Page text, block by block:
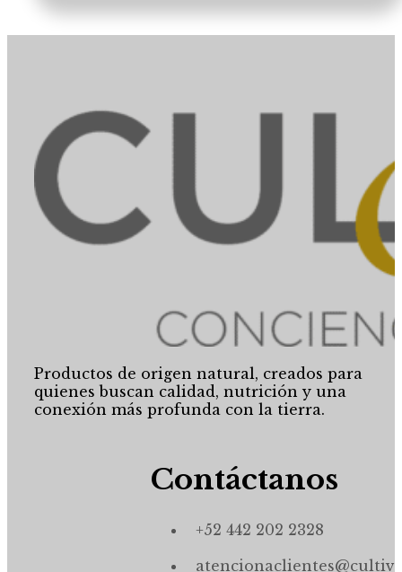
Productos de origen natural, creados para
quienes buscan calidad, nutrición y una
conexión más profunda con la tierra.
Contáctanos
+52 442 202 2328